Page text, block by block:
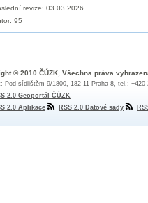
revize: 03.03.2026
95
© 2010 ČÚZK, Všechna práva
Pod sídlištěm 9/1800, 182 11 Praha 8, tel.: +420
2.0 Geoportál ČÚZK
2.0 Aplikace
RSS 2.0 Datové sady